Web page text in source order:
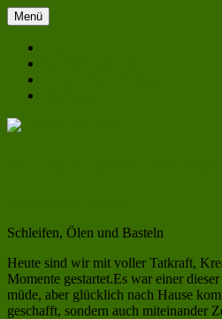
Zum
Inhalt
springen
GartenClubs Köln
Menü
Schleifen, Ölen und Basteln
Heute sind wir mit voller Tatkraft,
Momente gestartet.Es war einer
müde, aber glücklich nach Hause
geschafft, sondern auch miteinander